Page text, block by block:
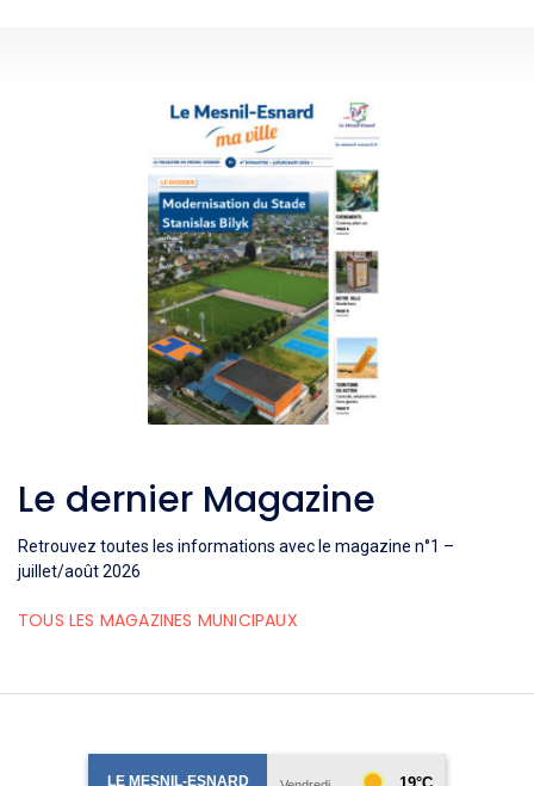
Le dernier Magazine
Retrouvez toutes les informations avec le magazine n°1 –
juillet/août 2026
TOUS LES MAGAZINES MUNICIPAUX